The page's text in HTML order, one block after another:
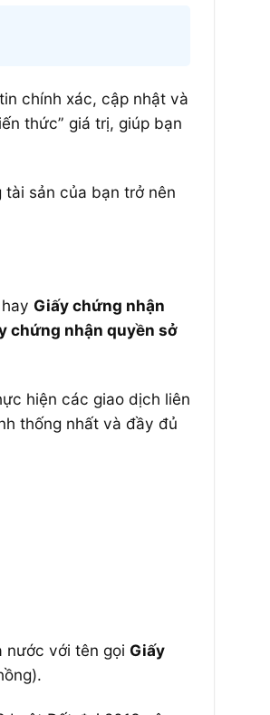
chính xác, cập nhật và
thức” giá trị, giúp bạn
sản của bạn trở nên
Giấy chứng nhận
chứng nhận quyền sở
hiện các giao dịch liên
thống nhất và đầy đủ
nước với tên gọi Giấy